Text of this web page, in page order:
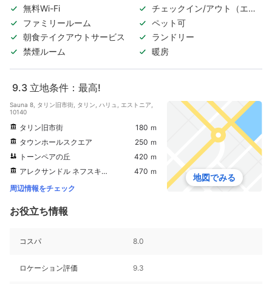
無料Wi-Fi
チェックイン/アウト（エク
スプレス）
ファミリールーム
ペット可
朝食テイクアウトサービス
ランドリー
禁煙ルーム
暖房
9.3 立地条件：最高!
Sauna 8, タリン旧市街, タリン, ハリュ, エストニア,
10140
タリン旧市街
180 ｍ
タウンホールスクエア
250 ｍ
トーンペアの丘
420 ｍ
アレクサンドル ネフスキー大聖堂
470 ｍ
周辺情報をチェック
地図でみる
お役立ち情報
コスパ 8.0
ロケーション評価 9.3